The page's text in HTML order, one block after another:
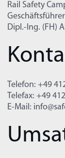
Rail Safety
Dipl.-Ing. (FH)
Telefon: +49
Telefax: +49
E-Mail: